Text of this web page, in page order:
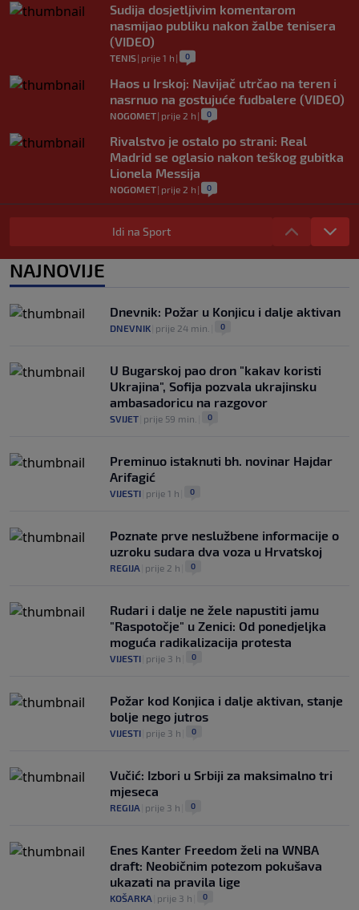
Sudija dosjetljivim komentarom
nasmijao publiku nakon žalbe tenisera
(VIDEO)
TENIS| prije 1 h | 0
Haos u Irskoj: Navijač utrčao na teren i
nasrnuo na gostujuće fudbalere (VIDEO)
NOGOMET| prije 2 h | 0
Rivalstvo je ostalo po strani: Real
Madrid se oglasio nakon teškog gubitka
Lionela Messija
NOGOMET| prije 2 h | 0
WNBA igračice odgovorile Kanteru
nakon provokacije: "Nećemo biti politički
KOŠARKA|prije 2 h| 0
FIFA-e je vaš novac", danas se suočava s
najvećom krizom
| prije 3 h 0
Idi na Sport
NAJNOVIJE
Dnevnik: Požar u Konjicu i dalje aktivan
DNEVNIK prije 24 min. 0
U Bugarskoj pao dron "kakav koristi
Ukrajina", Sofija pozvala ukrajinsku
ambasadoricu na razgovor
SVIJET prije 59 min. 0
Preminuo istaknuti bh. novinar Hajdar
Arifagić
VIJESTI prije 1 h 0
Poznate prve neslužbene informacije o
uzroku sudara dva voza u Hrvatskoj
REGIJA prije 2 h 0
Rudari i dalje ne žele napustiti jamu
"Raspotočje" u Zenici: Od ponedjeljka
moguća radikalizacija protesta
VIJESTI prije 3 h 0
Požar kod Konjica i dalje aktivan, stanje
bolje nego jutros
VIJESTI prije 3 h 0
Vučić: Izbori u Srbiji za maksimalno tri
mjeseca
REGIJA prije 3 h 0
Enes Kanter Freedom želi na WNBA
draft: Neobičnim potezom pokušava
ukazati na pravila lige
KOŠARKA prije 3 h 0